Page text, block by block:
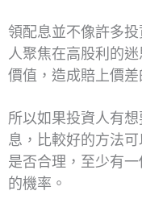
領配息並不像許多
人聚焦在高股利的
價值，造成賠上價差
所以如果投資人有
息，比較好的方法
是否合理，至少有
的機率。